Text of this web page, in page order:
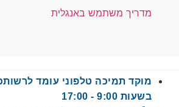
באנגלית
טלפוני עומד לרשותכם בימים א' - ה'